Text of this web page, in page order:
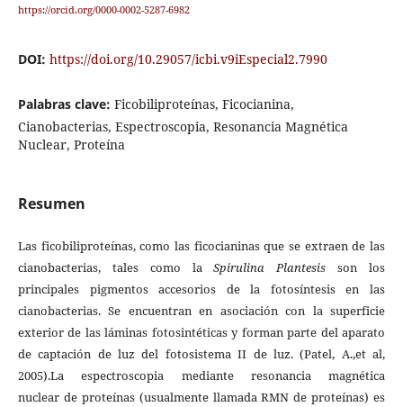
https://orcid.org/0000-0002-5287-6982
DOI: https://doi.org/10.29057/icbi.v9iEspecial2.7990
Palabras clave: Ficobiliproteínas, Ficocianina,
Cianobacterias, Espectroscopia, Resonancia Magnética
Nuclear, Proteína
Resumen
Las ficobiliproteínas, como las ficocianinas que se extraen de las
cianobacterias, tales como laSpirulina Plantesisson los
principales pigmentos accesorios de la fotosíntesis en las
cianobacterias. Se encuentran en asociación con la superficie
exterior de las láminas fotosintéticas y forman parte del aparato
de captación de luz del fotosistema II de luz. (Patel, A.,et al,
2005).La espectroscopia mediante resonancia magnética
nuclear de proteínas (usualmente llamada RMN de proteínas) es